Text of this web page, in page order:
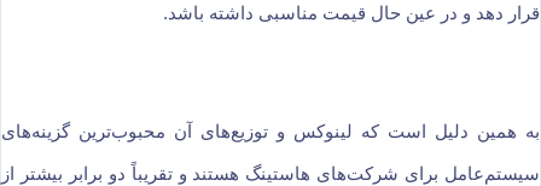
قرار دهد و در عین حال قیمت مناسبی داشته باشد.
به همین دلیل است که لینوکس و توزیع‌های آن محبوب‌ترین گزینه‌های
سیستم‌عامل برای شرکت‌های هاستینگ هستند و تقریباً دو برابر بیشتر از